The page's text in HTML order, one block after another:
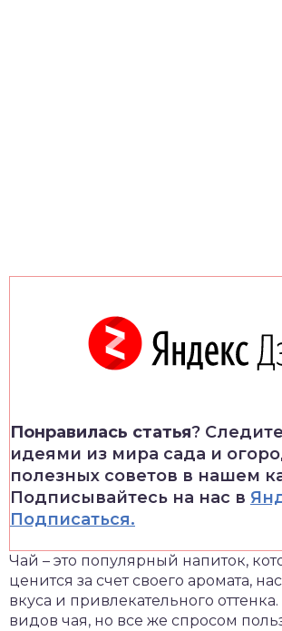
Понравилась статья?
идеями из мира сада и
полезных советов в нашем
Подписывайтесь на нас в
Подписаться.
Чай – это популярный напиток,
ценится за счет своего аромата,
вкуса и привлекательного оттенка.
видов чая, но все же спросом